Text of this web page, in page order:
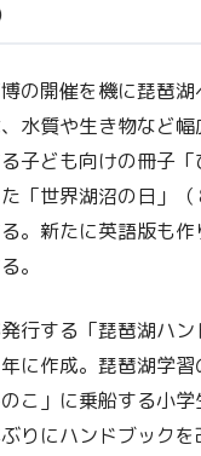
の開催を機に琵琶湖
水質や生き物など
子ども向けの冊子「
「世界湖沼の日」
。新たに英語版も
。
行する「琵琶湖ハ
に作成。琵琶湖学
こ」に乗船する小
りにハンドブック